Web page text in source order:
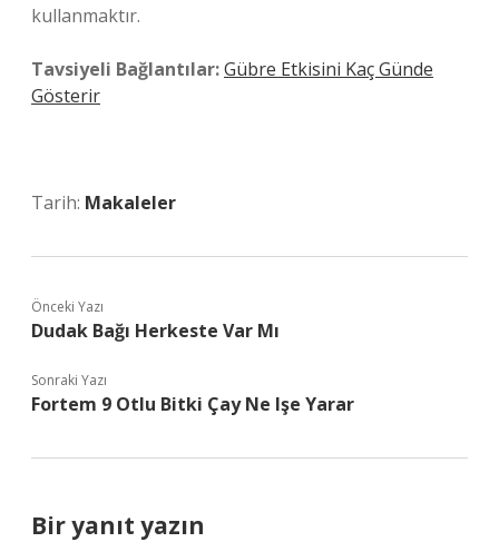
kullanmaktır.
Tavsiyeli Bağlantılar:Gübre Etkisini Kaç Günde
Gösterir
Tarih: Makaleler
Önceki Yazı
Dudak Bağı Herkeste Var Mı
Sonraki Yazı
Fortem 9 Otlu Bitki Çay Ne Işe Yarar
Bir yanıt yazın